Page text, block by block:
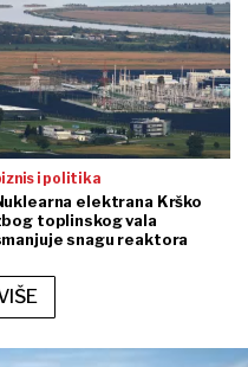
i politika
elektrana Krško
toplinskog vala
snagu reaktora